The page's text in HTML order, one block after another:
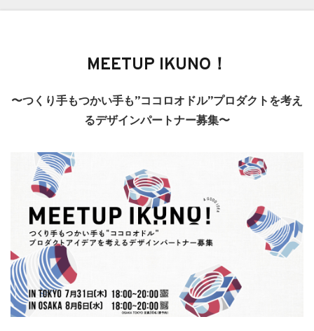
MEETUP IKUNO！
〜つくり手もつかい手も”ココロオドル”プロダクトを考え
るデザインパートナー募集〜